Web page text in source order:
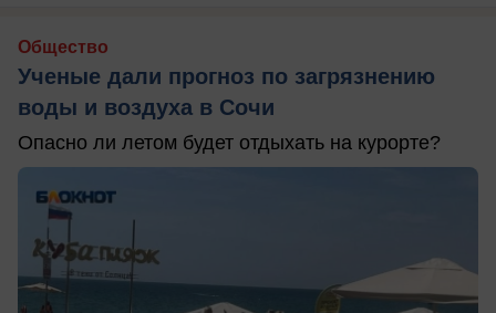
Общество
Ученые дали прогноз по загрязнению
воды и воздуха в Сочи
Опасно ли летом будет отдыхать на курорте?